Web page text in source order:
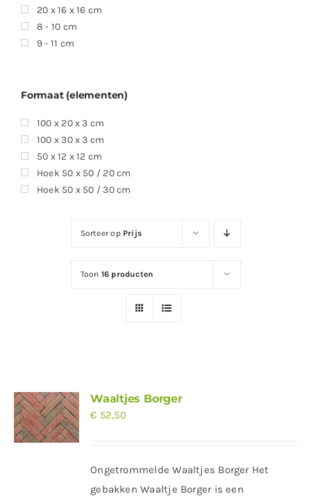
Sorteer op Prijs
Toon 16 producten
Waaltjes Borger
€ 52,50
Ongetrommelde Waaltjes Borger Het
gebakken Waaltje Borger is een
20 x 16 x 16 cm
8 - 10 cm
9 - 11 cm
Formaat (elementen)
100 x 20 x 3 cm
100 x 30 x 3 cm
50 x 12 x 12 cm
Hoek 50 x 50 / 20 cm
Hoek 50 x 50 / 30 cm